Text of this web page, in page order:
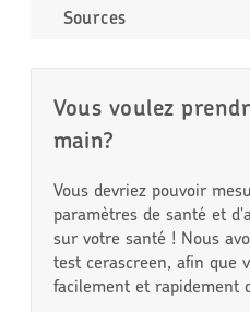
Sources
Vous voulez
main?
Vous devriez pouvoir
paramètres de santé et
sur votre santé ! Nous
test cerascreen, afin que
facilement et rapidement